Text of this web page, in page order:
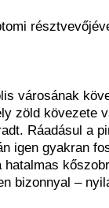
városának
zöld kövezete
Ráadásul a
igen gyakran
bizonnyal –